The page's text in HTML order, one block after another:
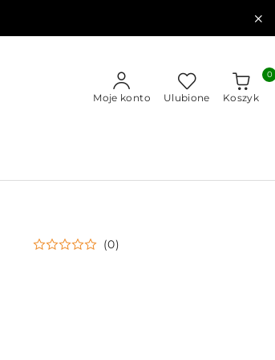
Moje konto Ulubione Koszyk
0
(0)